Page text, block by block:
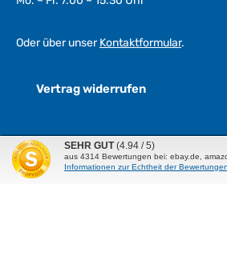
Oder über unserKontaktformular.
Vertrag widerrufen
Informationen
SEHR GUT (4.94 / 5)
aus 4314 Bewertungen bei: ebay.de,
Informationen zur Echtheit der Bewertungen